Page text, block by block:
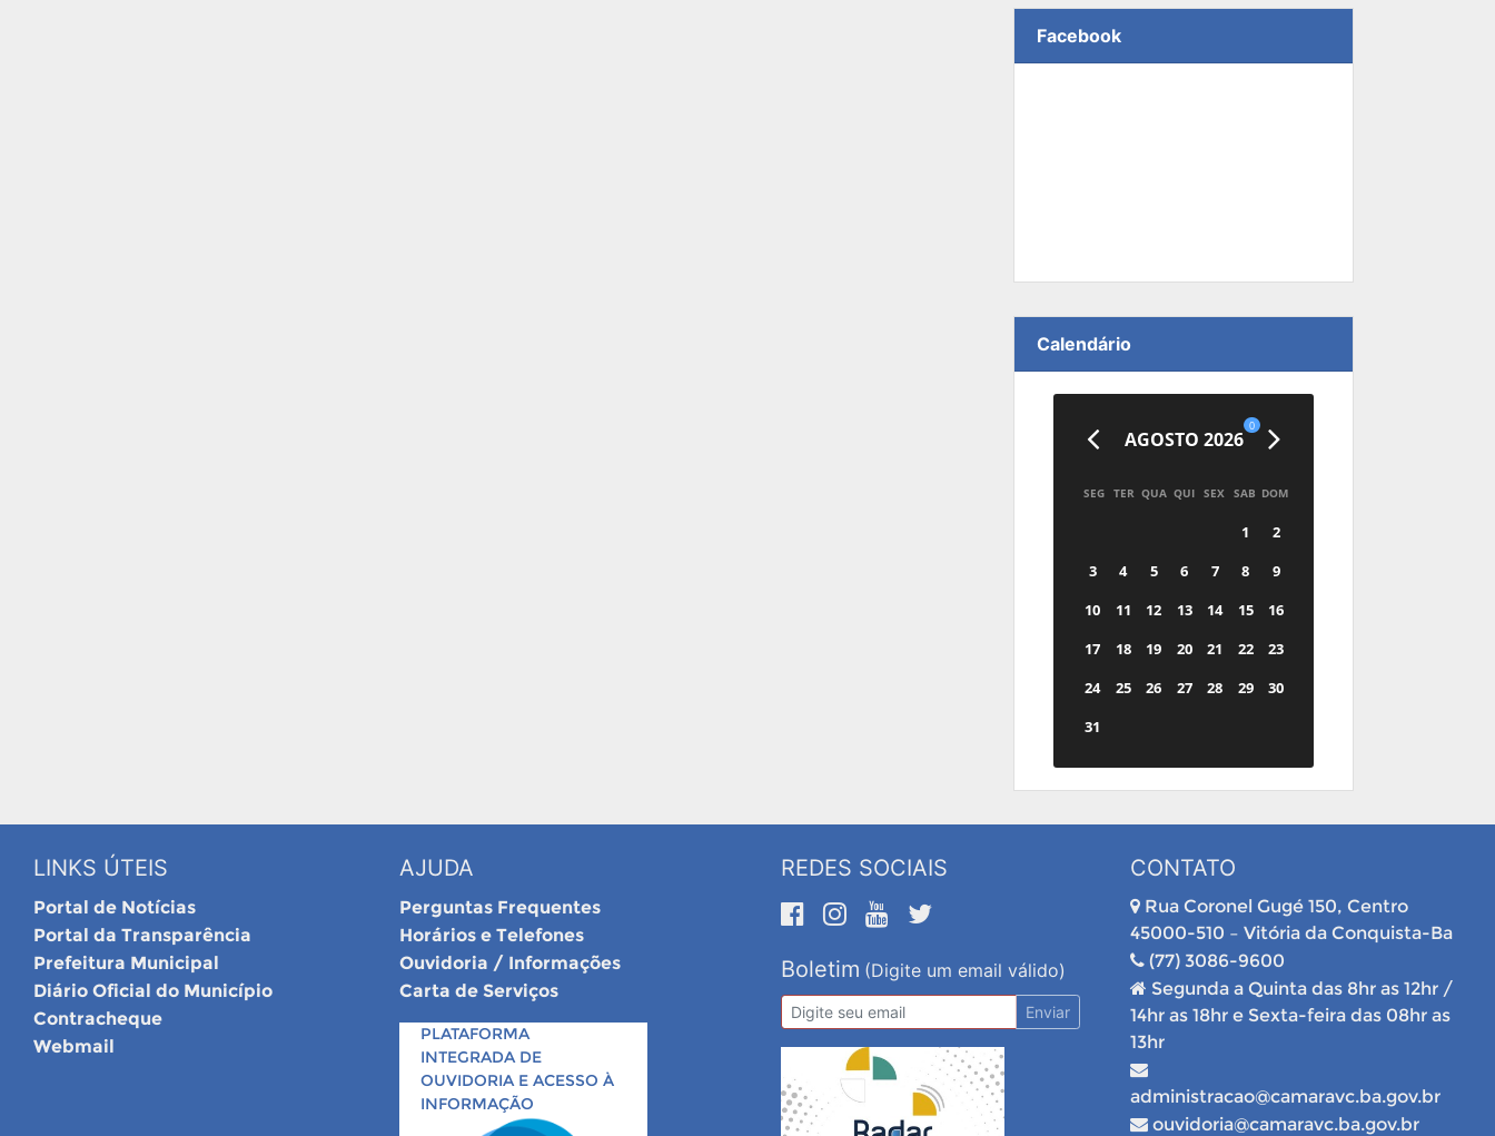
Facebook
Calendário
AGOSTO 2026
0
SEG TER QUA QUI SEX SAB DOM
1
2
3
4 5 6 7 8
9
10
11 12 13 14 15
16
17
18 19 20 21 22
23
24
25 26 27 28 29
30
31
LINKS ÚTEIS
Portal de Notícias
Portal da Transparência
Prefeitura Municipal
Diário Oficial do Município
Contracheque
Webmail
AJUDA
Perguntas Frequentes
Horários e Telefones
Ouvidoria / Informações
Carta de Serviços
PLATAFORMA
INTEGRADA DE
OUVIDORIA E ACESSO À
INFORMAÇÃO
REDES SOCIAIS
Boletim (Digite um email válido)
Enviar
CONTATO
Rua Coronel Gugé 150, Centro
45000-510 – Vitória da Conquista-Ba
(77) 3086-9600
Segunda a Quinta das 8hr as 12hr /
14hr as 18hr e Sexta-feira das 08hr as
13hr
administracao@camaravc.ba.gov.br
ouvidoria@camaravc.ba.gov.br